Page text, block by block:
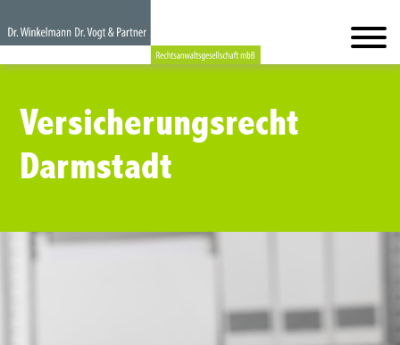
Versicherungsrecht
Darmstadt